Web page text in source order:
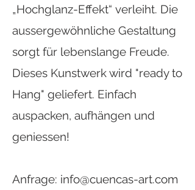
„Hochglanz-Effekt“ verleiht. Die
aussergewöhnliche Gestaltung
sorgt für lebenslange Freude.
Dieses Kunstwerk wird "ready to
Hang" geliefert. Einfach
auspacken, aufhängen und
geniessen!
Anfrage: info@cuencas-art.com